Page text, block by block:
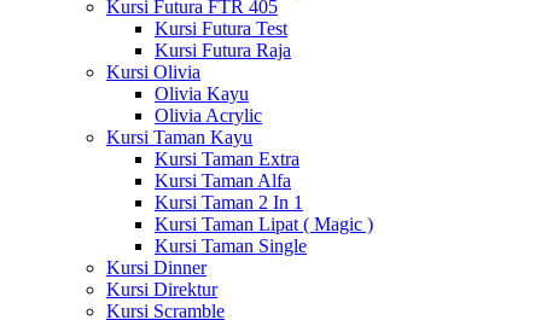
Kursi Futura FTR 405
Kursi Futura Test
Kursi Futura Raja
Kursi Olivia
Olivia Kayu
Olivia Acrylic
Kursi Taman Kayu
Kursi Taman Extra
Kursi Taman Alfa
Kursi Taman 2 In 1
Kursi Taman Lipat ( Magic )
Kursi Taman Single
Kursi Dinner
Kursi Direktur
Kursi Scramble